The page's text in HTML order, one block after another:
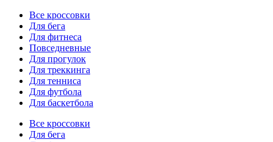
Все кроссовки
Для бега
Для фитнеса
Повседневные
Для прогулок
Для треккинга
Для тенниса
Для футбола
Для баскетбола
Все кроссовки
Для бега